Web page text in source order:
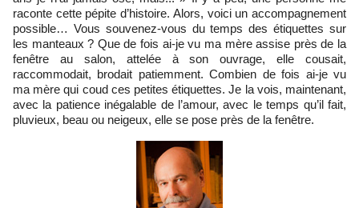
raconte cette pépite d’histoire. Alors, voici un accompagnement
possible… Vous souvenez-vous du temps des étiquettes sur
les manteaux ? Que de fois ai-je vu ma mère assise près de la
fenêtre au salon, attelée à son ouvrage, elle cousait,
raccommodait, brodait patiemment. Combien de fois ai-je vu
ma mère qui coud ces petites étiquettes. Je la vois, maintenant,
avec la patience inégalable de l’amour, avec le temps qu’il fait,
pluvieux, beau ou neigeux, elle se pose près de la fenêtre.